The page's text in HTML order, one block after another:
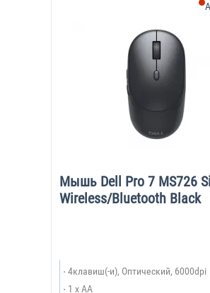
Мышь Dell Pro 7 MS726
Wireless/Bluetooth Black
4клавиш(-и), Оптический, 6000dpi
1 x AA